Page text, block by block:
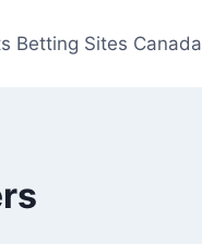
Betting Sites Canada